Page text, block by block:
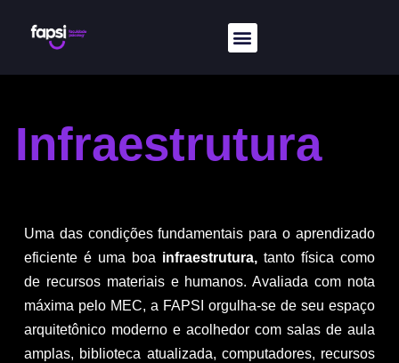
Infraestrutura
Uma das condições fundamentais para o aprendizado
eficiente é uma boa infraestrutura, tanto física como
de recursos materiais e humanos. Avaliada com nota
máxima pelo MEC, a FAPSI orgulha-se de seu espaço
arquitetônico moderno e acolhedor com salas de aula
amplas, biblioteca atualizada, computadores, recursos